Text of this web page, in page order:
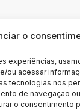
o
experiências,
ou acessar
tecnologias nos
de navegação
o consentimento